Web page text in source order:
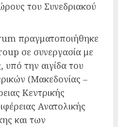
του Συνεδριακού
πραγματοποιήθηκε
σε συνεργασία με
την αιγίδα του
(Μακεδονίας –
Κεντρικής
Ανατολικής
και των